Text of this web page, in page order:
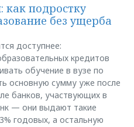
подростку
без ущерба
доступнее:
кредитов
обучение в вузе по
основную сумму уже после
банков, участвующих в
— они выдают такие
годовых, а остальную